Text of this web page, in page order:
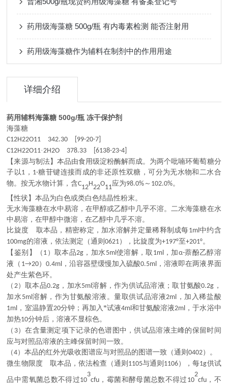
药用级海藻糖 500g/瓶 有内毒素检测 能否注射用
药用级海藻糖作为辅料在制剂中的作用用途
详细介绍
药用辅料海藻糖 500g/瓶 冻干保护剂
海藻糖
C12H22O11
342.30
[99-20-7]
C12H22O11·2H2O 378.33
[6138-23-4]
【来源与制法】 本品由食用级淀粉酶解而成。为两个吡喃环葡萄糖分
子以1 ， 1-糖苷键连接而成的非还原性双糖，可分为无水物和二水合
物。按无水物计算，含C12H22O11
应为98.0% ～ 102.0%。
【性状】本品为白色或类白色结晶性粉末。
无水海藻糖在水中易溶，在甲醇或乙醇中几乎不溶。二水海藻糖在水
中易溶，在甲醇中微溶，在乙醇中几乎不溶。
比旋度 取本品，精密称定，加水溶解并定量稀释制成每1ml中约含
100mg的溶液，依法测定（通则0621），比旋度为+197°至+201°。
【鉴别】（ 1 ）取本品2g ，加水5ml使溶解，取 1ml ，加α-萘酚乙醇溶
液（ 1→20） 0.4ml ，沿容器壁缓慢加入硫酸0.5ml ，溶液即在两液界面
处产生紫色环。
（ 2）取本品0.2g ，加水5ml溶解，作为供试品溶液；取甘氨酸0.2g ，
加水5ml溶解，作为甘氨酸溶液。量取供试品溶液2ml ，加入稀盐酸
1ml ，室温静置20分钟；再加入*试液4ml和甘氨酸溶液2ml ，于水浴中
加热10分钟后，溶液不显棕色。
（ 3）在含量测定项下记录的色谱图中，供试品溶液主峰的保留时间
应与对照品溶液的主峰保留时间一致。
（4）本品的红外光吸收图谱应与对照品的图谱一致（通则0402）。
微生物限度 取本品，依法检查（通则 1105与通则 1106），每1g供试
品中需氧菌总数不得过10
3
cfu ，霉菌和酵母菌总数不得过 10
2
cfu，不